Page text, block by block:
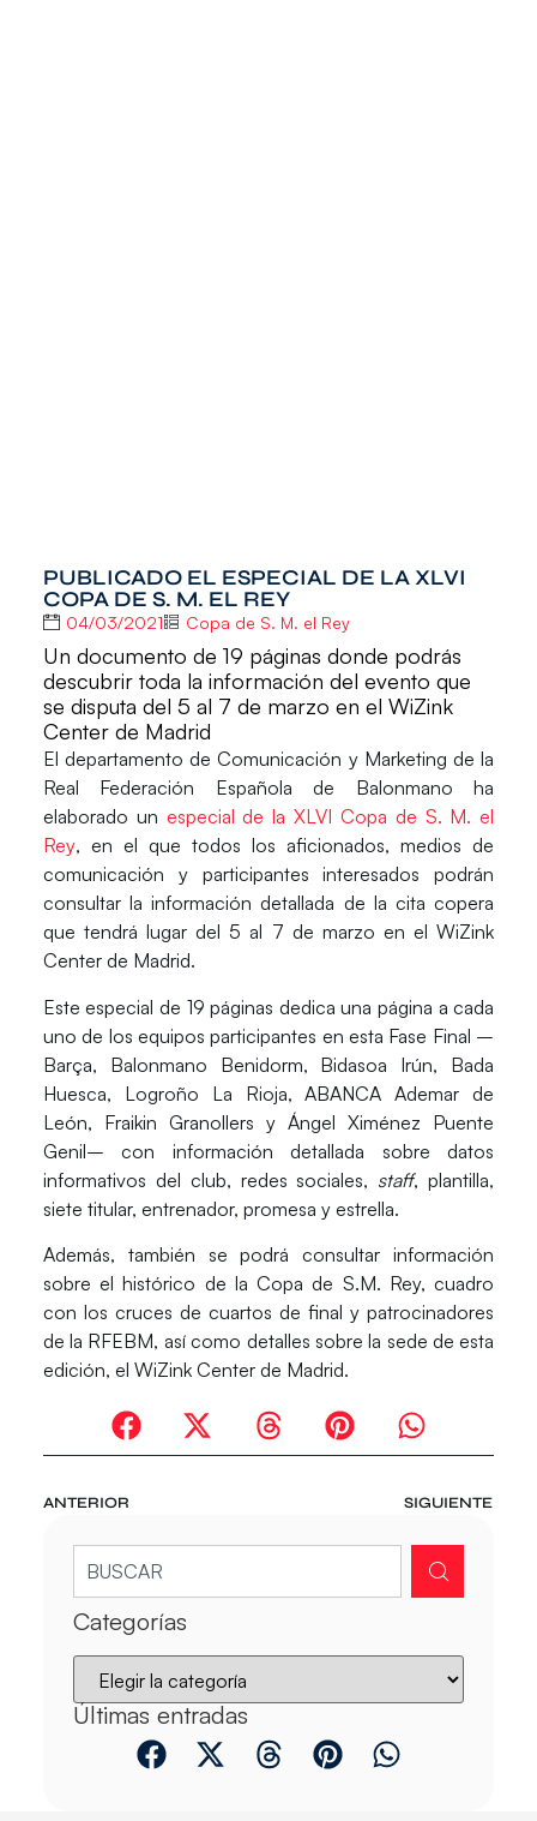
PUBLICADO EL ESPECIAL DE LA XLVI
COPA DE S. M. EL REY
04/03/2021 Copa de S. M. el Rey
Un documento de 19 páginas donde podrás
descubrir toda la información del evento que
se disputa del 5 al 7 de marzo en el WiZink
Center de Madrid
El departamento de Comunicación y Marketing de la
Real Federación Española de Balonmano ha
elaborado un especialde laXLVI Copa de S. M. el
Rey, en el que todos los aficionados, medios de
comunicación y participantes interesados podrán
consultar la información detallada de la cita copera
que tendrá lugardel 5 al 7 de marzo en el WiZink
Centerde Madrid.
Este especial de 19 páginas dedica una página a cada
uno de los equipos participantes en esta Fase Final –
Barça, Balonmano Benidorm, Bidasoa Irún, Bada
Huesca, Logroño La Rioja, ABANCA Ademar de
León, Fraikin Granollers y Ángel Ximénez Puente
Genil– con información detallada sobre datos
informativos del club, redes sociales, staff, plantilla,
siete titular, entrenador, promesa y estrella.
Además, también se podrá consultar información
sobre el histórico de la Copa de S.M. Rey, cuadro
con los cruces de cuartos de final y patrocinadores
de la RFEBM, así como detalles sobre la sede de esta
edición, el WiZink Center de Madrid.
ANTERIOR SIGUIENTE
Categorías
Últimas entradas